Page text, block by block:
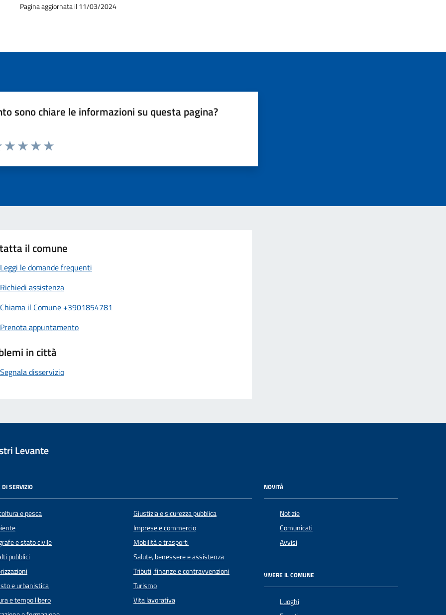
Pagina aggiornata il 11/03/2024
sono chiare le informazioni su questa pagina?
il comune
Leggi le domande frequenti
Richiedi assistenza
Chiama il Comune +3901854781
Prenota appuntamento
in città
Segnala disservizio
Levante
DI SERVIZIO
e pesca
e stato civile
pubblici
e urbanistica
e tempo libero
Giustizia e sicurezza pubblica
Imprese e commercio
Mobilità e trasporti
Salute, benessere e assistenza
Tributi, finanze e contravvenzioni
Turismo
Vita lavorativa
NOVITÀ
Notizie
Comunicati
Avvisi
VIVERE IL COMUNE
Luoghi